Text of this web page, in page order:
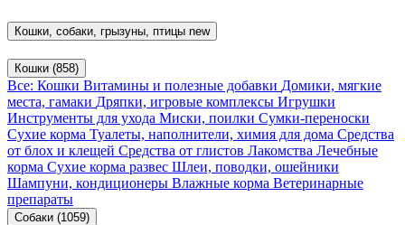
Кошки, собаки, грызуны, птицы new
Кошки (858)
Все: Кошки Витамины и полезные добавки Домики, мягкие
места, гамаки Дряпки, игровые комплексы Игрушки
Инструменты для ухода Миски, поилки Сумки-переноски
Сухие корма Туалеты, наполнители, химия для дома Средства
от блох и клещей Средства от глистов Лакомства Лечебные
корма Сухие корма развес Шлеи, поводки, ошейники
Шампуни, кондиционеры Влажные корма Ветеринарные
препараты
Собаки (1059)